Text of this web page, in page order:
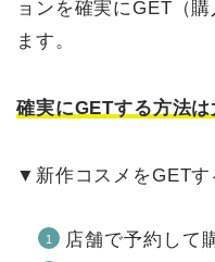
ョンを確実にGET（
ます。
確実にGETする方法
▼新作コスメをGETす
店舗で予約して